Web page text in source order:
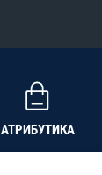
АТРИБУТИКА